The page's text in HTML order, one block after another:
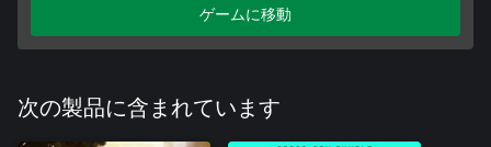
ゲームに移動
次の製品に含まれています